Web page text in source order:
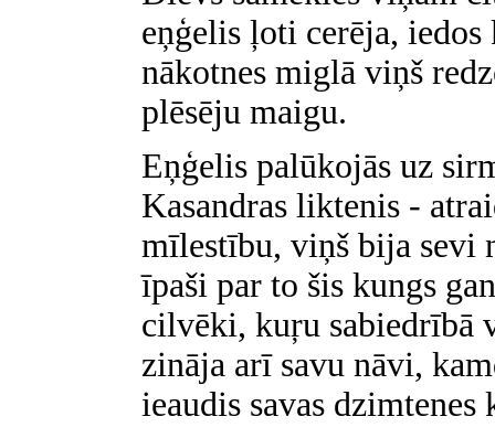
eņģelis ļoti cerēja,
nākotnes miglā viņš
plēsēju maigu.
Eņģelis palūkojās uz
Kasandras liktenis -
mīlestību, viņš bija sevi
īpaši par to šis kungs
cilvēki, kuŗu sabiedrībā
zināja arī savu nāvi,
ieaudis savas dzimtenes